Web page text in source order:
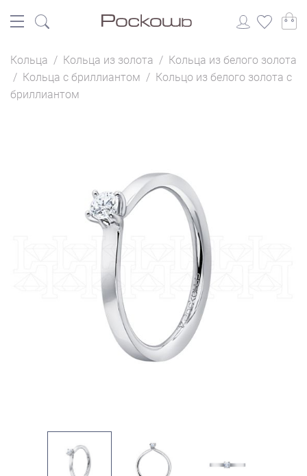
Кольца / Кольца из золота / Кольца из белого золота
/ Кольца с бриллиантом / Кольцо из белого золота с
бриллиантом